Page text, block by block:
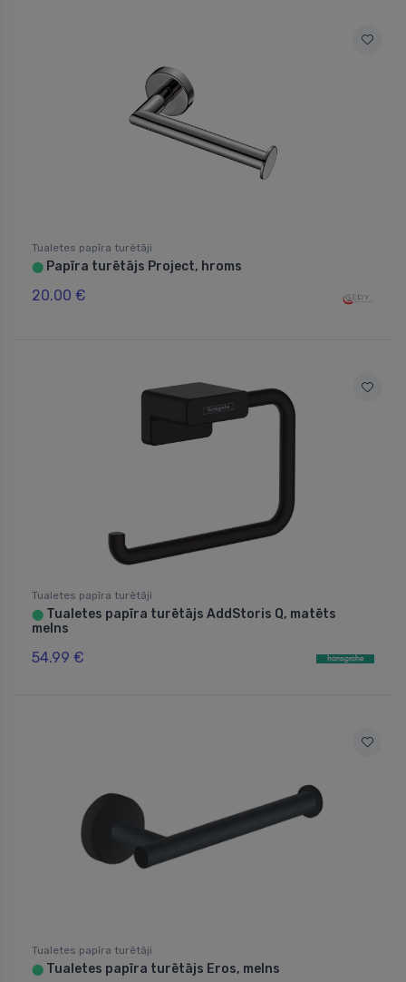
Tualetes papīra turētāji
⬤ Papīra turētājs Project, hroms
20.00 €
Tualetes papīra turētāji
⬤ Tualetes papīra turētājs AddStoris Q, matēts
melns
54.99 €
Tualetes papīra turētāji
⬤ Tualetes papīra turētājs Eros, melns